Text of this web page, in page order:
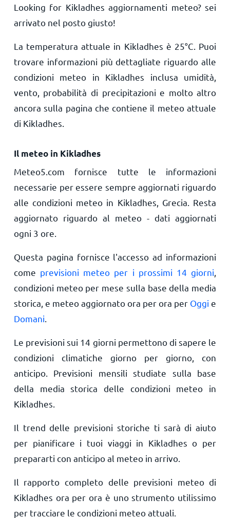
Looking for Kikladhes aggiornamenti meteo? sei
arrivato nel posto giusto!
La temperatura attuale in Kikladhes è 25°C . Puoi
trovare informazioni più dettagliate riguardo alle
condizioni meteo in Kikladhes inclusa umidità,
vento, probabilità di precipitazioni e molto altro
ancora sulla pagina che contiene il meteo attuale
di Kikladhes.
Il meteo in Kikladhes
Meteo5.com fornisce tutte le informazioni
necessarie per essere sempre aggiornati riguardo
alle condizioni meteo in Kikladhes, Grecia. Resta
aggiornato riguardo al meteo - dati aggiornati
ogni 3 ore.
Questa pagina fornisce l'accesso ad informazioni
come previsioni meteo per i prossimi 14 giorni
condizioni meteo per mese sulla base della media
storica, e meteo aggiornato ora per ora per Oggi e
Domani
Le previsioni sui 14 giorni permettono di sapere le
condizioni climatiche giorno per giorno, con
anticipo. Previsioni mensili studiate sulla base
della media storica delle condizioni meteo in
Kikladhes.
Il trend delle previsioni storiche ti sarà di aiuto
per pianificare i tuoi viaggi in Kikladhes o per
prepararti con anticipo al meteo in arrivo.
Il rapporto completo delle previsioni meteo di
Kikladhes ora per ora è uno strumento utilissimo
per tracciare le condizioni meteo attuali.